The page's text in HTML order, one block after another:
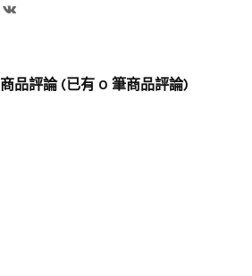
商品評論 (已有 0 筆商品評論)